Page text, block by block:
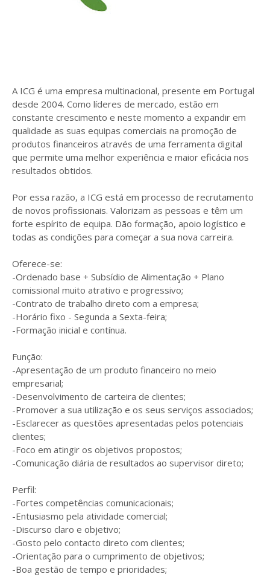
A ICG é uma empresa multinacional, presente em Portugal
desde 2004. Como líderes de mercado, estão em
constante crescimento e neste momento a expandir em
qualidade as suas equipas comerciais na promoção de
produtos financeiros através de uma ferramenta digital
que permite uma melhor experiência e maior eficácia nos
resultados obtidos.
Por essa razão, a ICG está em processo de recrutamento
de novos profissionais. Valorizam as pessoas e têm um
forte espírito de equipa. Dão formação, apoio logístico e
todas as condições para começar a sua nova carreira.
Oferece-se:
-Ordenado base + Subsídio de Alimentação + Plano
comissional muito atrativo e progressivo;
-Contrato de trabalho direto com a empresa;
-Horário fixo - Segunda a Sexta-feira;
-Formação inicial e contínua.
Função:
-Apresentação de um produto financeiro no meio
empresarial;
-Desenvolvimento de carteira de clientes;
-Promover a sua utilização e os seus serviços associados;
-Esclarecer as questões apresentadas pelos potenciais
clientes;
-Foco em atingir os objetivos propostos;
-Comunicação diária de resultados ao supervisor direto;
Perfil:
-Fortes competências comunicacionais;
-Entusiasmo pela atividade comercial;
-Discurso claro e objetivo;
-Gosto pelo contacto direto com clientes;
-Orientação para o cumprimento de objetivos;
-Boa gestão de tempo e prioridades;